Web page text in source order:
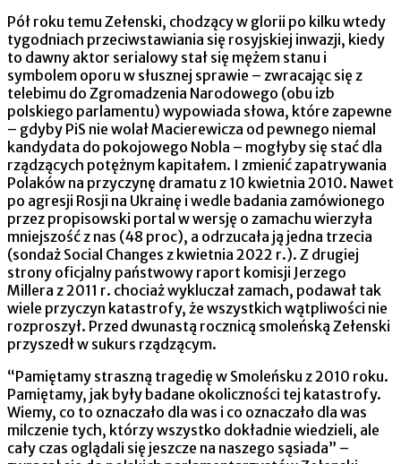
Pół roku temu Zełenski, chodzący w glorii po kilku wtedy
tygodniach przeciwstawiania się rosyjskiej inwazji, kiedy
to dawny aktor serialowy stał się mężem stanu i
symbolem oporu w słusznej sprawie – zwracając się z
telebimu do Zgromadzenia Narodowego (obu izb
polskiego parlamentu) wypowiada słowa, które zapewne
– gdyby PiS nie wolał Macierewicza od pewnego niemal
kandydata do pokojowego Nobla – mogłyby się stać dla
rządzących potężnym kapitałem. I zmienić zapatrywania
Polaków na przyczynę dramatu z 10 kwietnia 2010. Nawet
po agresji Rosji na Ukrainę i wedle badania zamówionego
przez propisowski portal w wersję o zamachu wierzyła
mniejszość z nas (48 proc), a odrzucała ją jedna trzecia
(sondaż Social Changes z kwietnia 2022 r.). Z drugiej
strony oficjalny państwowy raport komisji Jerzego
Millera z 2011 r. chociaż wykluczał zamach, podawał tak
wiele przyczyn katastrofy, że wszystkich wątpliwości nie
rozproszył. Przed dwunastą rocznicą smoleńską Zełenski
przyszedł w sukurs rządzącym.
“Pamiętamy straszną tragedię w Smoleńsku z 2010 roku.
Pamiętamy, jak były badane okoliczności tej katastrofy.
Wiemy, co to oznaczało dla was i co oznaczało dla was
milczenie tych, którzy wszystko dokładnie wiedzieli, ale
cały czas oglądali się jeszcze na naszego sąsiada” –